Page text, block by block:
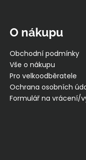
O nákupu
Obchodní podmínky
Vše o nákupu
Pro velkoodběratele
Ochrana osobních
Formulář na vrácení/